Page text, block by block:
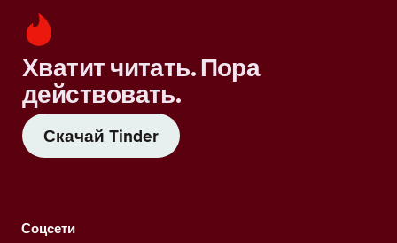
Хватит читать. Пора
действовать.
Скачай Tinder
Соцсети